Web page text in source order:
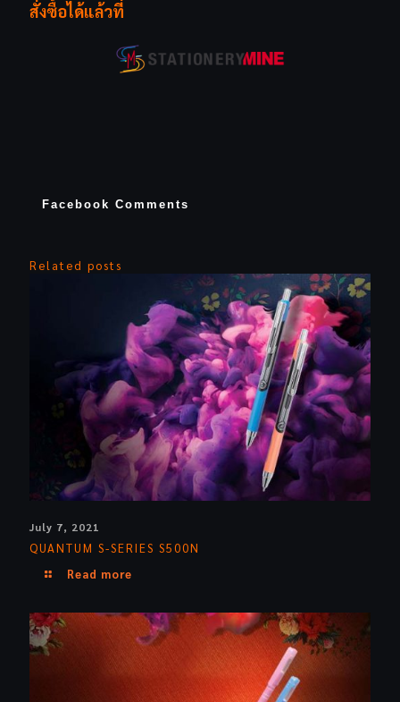
สั่งซื้อได้แล้วที่
Facebook Comments
Related posts
July 7, 2021
QUANTUM S-SERIES S500N
Read more